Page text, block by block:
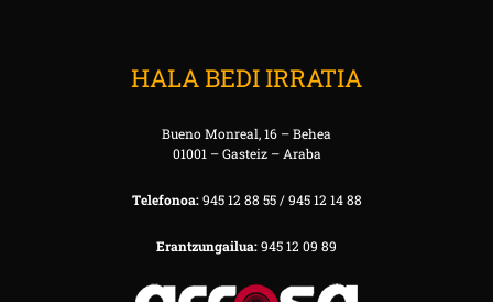
HALA BEDI IRRATIA
Bueno Monreal, 16 – Behea
01001 – Gasteiz – Araba
Telefonoa:945 12 88 55 / 945 12 14 88
Erantzungailua:945 12 09 89